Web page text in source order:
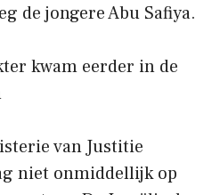
de jongere Abu Safiya.
kwam eerder in de
van Justitie
niet onmiddellijk op